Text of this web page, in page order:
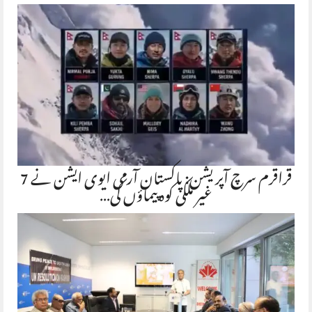
قراقرم سرچ آپریشن: پاکستان آرمی ایوی ایشن نے 7 غیر ملکی کوہ پیماؤں کی…